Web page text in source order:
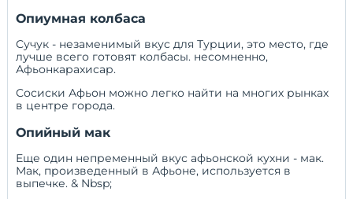
Опиумная колбаса
Сучук - незаменимый вкус для Турции, это место, где
лучше всего готовят колбасы. несомненно,
Афьонкарахисар.
Сосиски Афьон можно легко найти на многих рынках
в центре города.
Опийный мак
Еще один непременный вкус афьонской кухни - мак.
Мак, произведенный в Афьоне, используется в
выпечке. & Nbsp;